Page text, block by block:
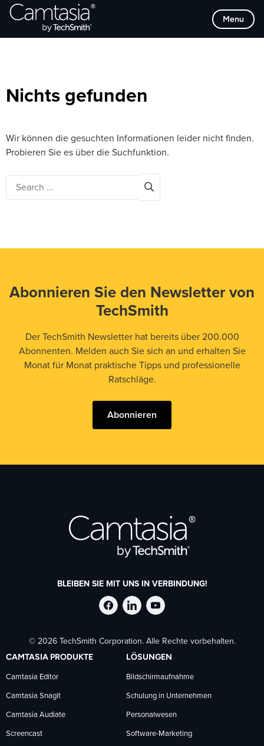
Direkt
zum
Menu
Browse Categories
Nichts gefunden
Wir können die gesuchten Informationen leider nicht finden.
Probieren Sie es über die Suchfunktion.
Abonnieren Sie den Newsletter von
TechSmith
Der TechSmith Newsletter hat bereits über 200.000
Abonnenten. Melden auch Sie sich an und erhalten Sie
Monat für Monat praktische Tipps und professionelle
Ratschläge.
Abonnieren
BLEIBEN SIE MIT UNS IN VERBINDUNG!
TechSmith
auf
Facebook
folgen
TechSmith
auf
LinkedIn
folgen
TechSmith
auf
YouTube
folgen
© 2026 TechSmith Corporation. Alle Rechte vorbehalten.
CAMTASIA PRODUKTE
Camtasia Editor
Camtasia Snagit
Camtasia Audiate
Screencast
LÖSUNGEN
Bildschirmaufnahme
Schulung in Unternehmen
Personalwesen
Software-Marketing